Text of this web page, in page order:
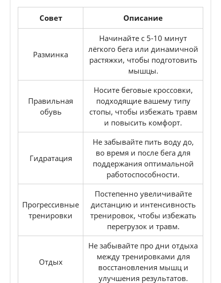
Совет Описание
Разминка
Начинайте с 5-10 минут
лёгкого бега или динамичной
растяжки, чтобы подготовить
мышцы.
Правильная
обувь
Носите беговые кроссовки,
подходящие вашему типу
стопы, чтобы избежать травм
и повысить комфорт.
Гидратация
Не забывайте пить воду до,
во время и после бега для
поддержания оптимальной
работоспособности.
Прогрессивные
тренировки
Постепенно увеличивайте
дистанцию и интенсивность
тренировок, чтобы избежать
перегрузок и травм.
Отдых
Не забывайте про дни отдыха
между тренировками для
восстановления мышц и
улучшения результатов.